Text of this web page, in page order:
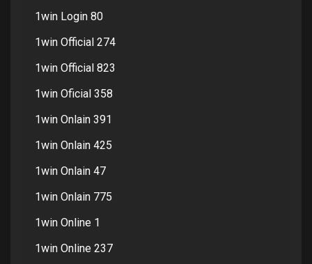
1win Login 80
1win Official 274
1win Official 823
1win Oficial 358
1win Onlain 391
1win Onlain 425
1win Onlain 47
1win Onlain 775
1win Online 1
1win Online 237